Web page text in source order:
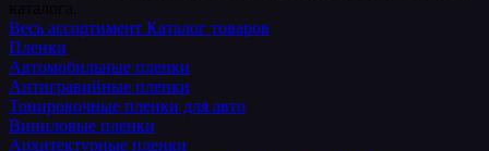
Весь ассортимент Каталог товаров
Пленки
Автомобильные пленки
Антигравийные пленки
Тонировочные пленки для авто
Виниловые пленки
Архитектурные пленки